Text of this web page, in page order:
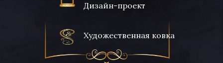
Дизайн-проект
Художественная ковка